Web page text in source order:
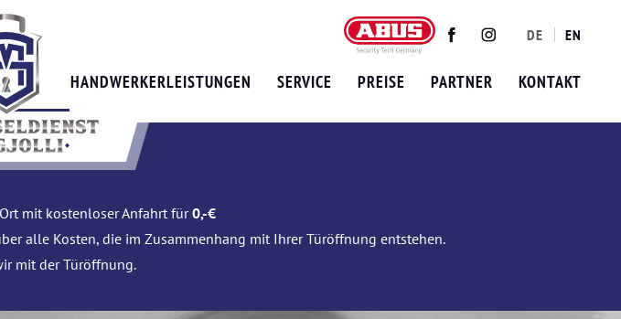
TwitterFacebookInstagram
DE EN
HANDWERKERLEISTUNGEN SERVICE PREISE PARTNER KONTAKT
mit kostenloser Anfahrt für0,-€
alle Kosten, die im Zusammenhang mit Ihrer Türöffnung entstehen.
mit der Türöffnung.